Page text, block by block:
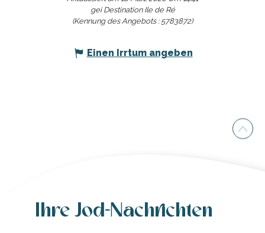
gei Destination Ile de Ré
(Kennung des Angebots : 5783872)
Einen Irrtum angeben
Ihre Jod-Nachrichten